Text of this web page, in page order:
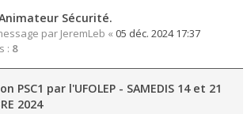
Sécurité.
par JeremLeb « 05 déc. 2024 17:37
: 8
PSC1 par l'UFOLEP - SAMEDIS 14 et 21
2024